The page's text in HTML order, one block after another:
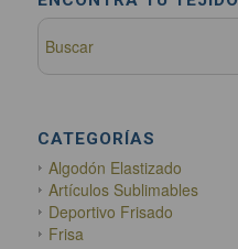
CATEGORÍAS
Algodón Elastizado
Artículos Sublimables
Deportivo Frisado
Frisa